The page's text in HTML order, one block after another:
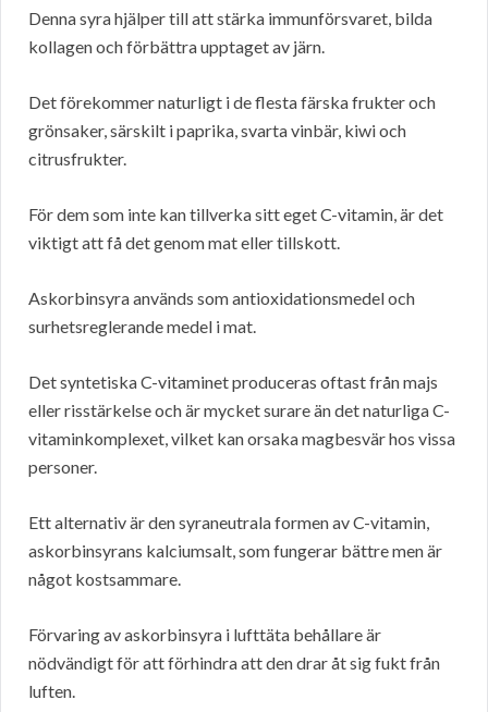
Denna syra hjälper till att stärka immunförsvaret, bilda
kollagen och förbättra upptaget av järn.
Det förekommer naturligt i de flesta färska frukter och
grönsaker, särskilt i paprika, svarta vinbär, kiwi och
citrusfrukter.
För dem som inte kan tillverka sitt eget C-vitamin, är det
viktigt att få det genom mat eller tillskott.
Askorbinsyra används som antioxidationsmedel och
surhetsreglerande medel i mat.
Det syntetiska C-vitaminet produceras oftast från majs
eller risstärkelse och är mycket surare än det naturliga C-
vitaminkomplexet, vilket kan orsaka magbesvär hos vissa
personer.
Ett alternativ är den syraneutrala formen av C-vitamin,
askorbinsyrans kalciumsalt, som fungerar bättre men är
något kostsammare.
Förvaring av askorbinsyra i lufttäta behållare är
nödvändigt för att förhindra att den drar åt sig fukt från
luften.